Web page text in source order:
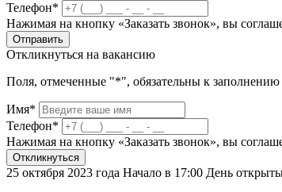
Телефон*
Нажимая на кнопку «Заказать звонок», вы
Отправить
Откликнуться на вакансию
Поля, отмеченные "*", обязательны к заполнению
Имя*
Телефон*
Нажимая на кнопку «Заказать звонок», вы
Откликнуться
25 октября 2023 года Начало в 17:00 День